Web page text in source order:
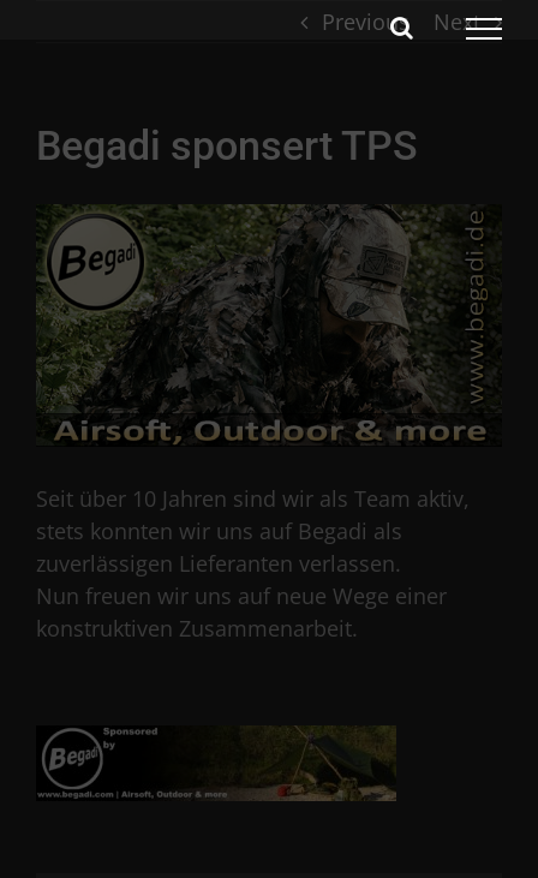
Previous Next
Begadi sponsert TPS
Seit über 10 Jahren sind wir als Team aktiv,
stets konnten wir uns auf Begadi als
zuverlässigen Lieferanten verlassen.
Nun freuen wir uns auf neue Wege einer
konstruktiven Zusammenarbeit.